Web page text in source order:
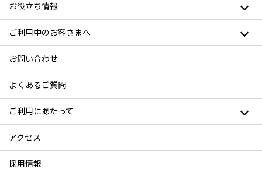
お役立ち情報
ご利用中のお客さまへ
お問い合わせ
よくあるご質問
ご利用にあたって
アクセス
採用情報